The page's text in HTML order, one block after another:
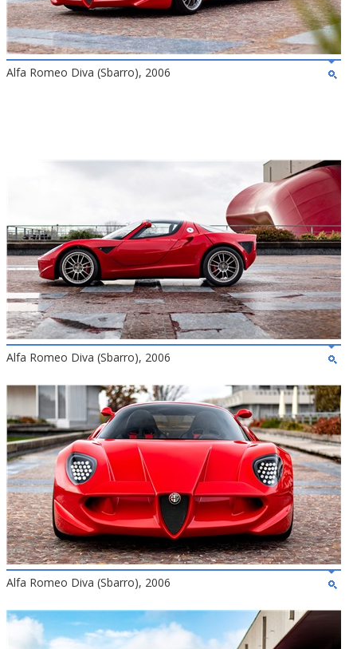
Alfa Romeo Diva (Sbarro), 2006
Alfa Romeo Diva (Sbarro), 2006
Alfa Romeo Diva (Sbarro), 2006